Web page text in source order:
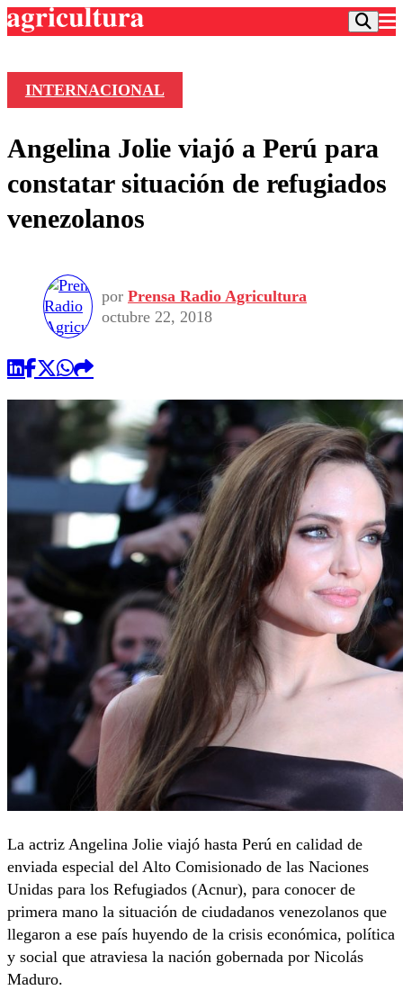
Frecuencias
Agricultura TV
Deportes
Colo Colo
Seleccion Chilena
Torneo Internacional
Entretención
Economía
Internacional
Publicaciones en medios
Opinión
INTERNACIONAL
Angelina Jolie viajó a Perú para
constatar situación de refugiados
venezolanos
por Prensa Radio Agricultura
octubre 22, 2018
La actriz Angelina Jolie viajó hasta Perú en calidad de
enviada especial del Alto Comisionado de las Naciones
Unidas para los Refugiados (Acnur), para conocer de
primera mano la situación de ciudadanos venezolanos que
llegaron a ese país huyendo de la crisis económica, política
y social que atraviesa la nación gobernada por Nicolás
Maduro.